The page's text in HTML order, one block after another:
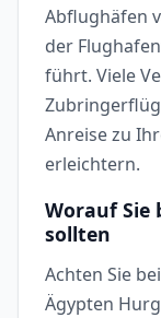
Abflughäfen
der
führt. Viele
Anreise zu
erleichtern.
Worauf Sie
sollten
Achten Sie
Ägypten